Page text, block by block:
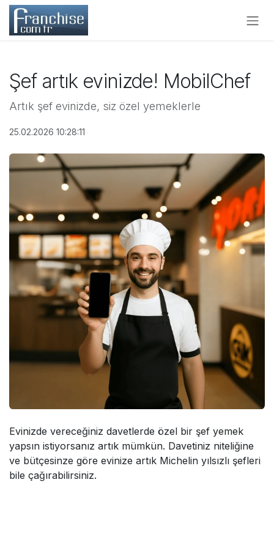
İçereği Atla
Şef artık evinizde! MobilChef
Artık şef evinizde, siz özel yemeklerle
25.02.2026 10:28:11
Evinizde vereceğiniz davetlerde özel bir şef yemek
yapsın istiyorsanız artık mümkün. Davetiniz niteliğine
ve bütçesinze göre evinize artık Michelin yılsızlı şefleri
bile çağırabilirsiniz.